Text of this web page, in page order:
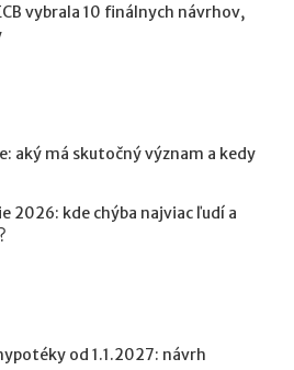
vybrala 10 finálnych návrhov,
aký má skutočný význam a kedy
2026: kde chýba najviac ľudí a
od 1.1.2027: návrh